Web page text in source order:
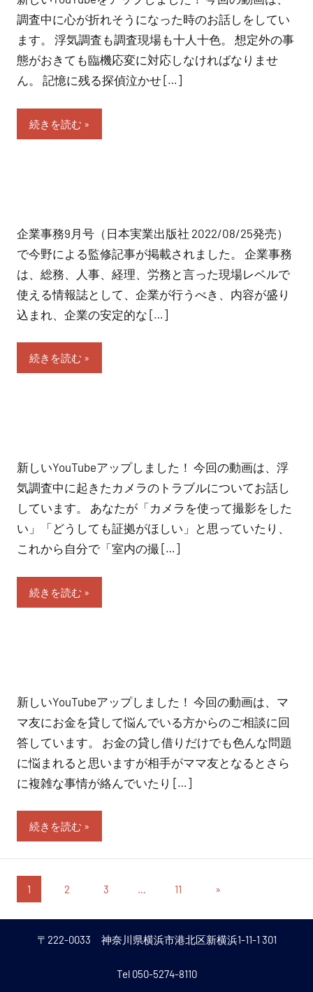
調査中に心が折れそうになった時のお話しをしてい
ます。 浮気調査も調査現場も十人十色。 想定外の事
態がおきても臨機応変に対応しなければなりませ
ん。 記憶に残る探偵泣かせ […]
続きを読む
企業事務9月号（日本実業出版社 2022/08/25発売）
で今野による監修記事が掲載されました。 企業事務
は、総務、人事、経理、労務と言った現場レベルで
使える情報誌として、企業が行うべき、内容が盛り
込まれ、企業の安定的な […]
続きを読む
新しいYouTubeアップしました！ 今回の動画は、浮
気調査中に起きたカメラのトラブルについてお話し
しています。 あなたが「カメラを使って撮影をした
い」「どうしても証拠がほしい」と思っていたり、
これから自分で「室内の撮 […]
続きを読む
新しいYouTubeアップしました！ 今回の動画は、マ
マ友にお金を貸して悩んでいる方からのご相談に回
答しています。 お金の貸し借りだけでも色んな問題
に悩まれると思いますが相手がママ友となるとさら
に複雑な事情が絡んでいたり […]
続きを読む
投
稿
1 2 3 … 11
次
稿
»
〒222-0033 神奈川県横浜市港北区新横浜1-11-1 301
Tel 050-5274-8110